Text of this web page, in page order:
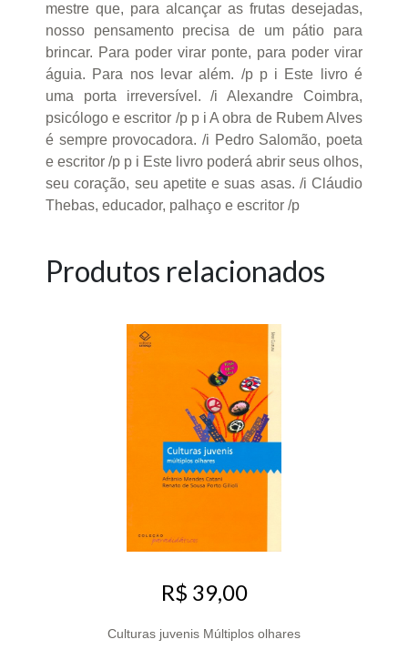
mestre que, para alcançar as frutas desejadas,
nosso pensamento precisa de um pátio para
brincar. Para poder virar ponte, para poder virar
águia. Para nos levar além. /p p i Este livro é
uma porta irreversível. /i Alexandre Coimbra,
psicólogo e escritor /p p i A obra de Rubem Alves
é sempre provocadora. /i Pedro Salomão, poeta
e escritor /p p i Este livro poderá abrir seus olhos,
seu coração, seu apetite e suas asas. /i Cláudio
Thebas, educador, palhaço e escritor /p
Produtos relacionados
R$ 39,00
Culturas juvenis Múltiplos olhares